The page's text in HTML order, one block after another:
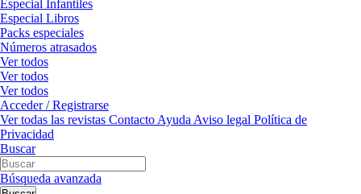
Especial Infantiles
Especial Libros
Packs especiales
Números atrasados
Ver todos
Ver todos
Ver todos
Acceder / Registrarse
Ver todas las revistas Contacto Ayuda Aviso legal Política de
Privacidad
Buscar
Búsqueda avanzada